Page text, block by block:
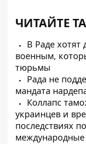
ЧИТАЙТЕ
В Раде хотят
военным,
тюрьмы
Рада не
мандата
Коллапс
украинцев и
последствиях